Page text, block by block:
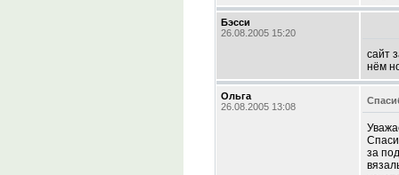
Бэсси
26.08.2005 15:20
сайт
нём
Ольга
26.08.2005 13:08
за